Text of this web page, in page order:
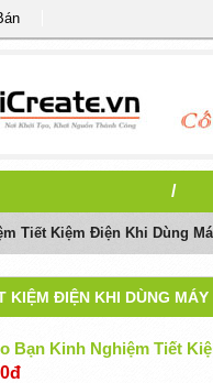
/
Tiết Kiệm Điện Khi Dùng
KIỆM ĐIỆN KHI DÙNG
Bạn Kinh Nghiệm Tiết